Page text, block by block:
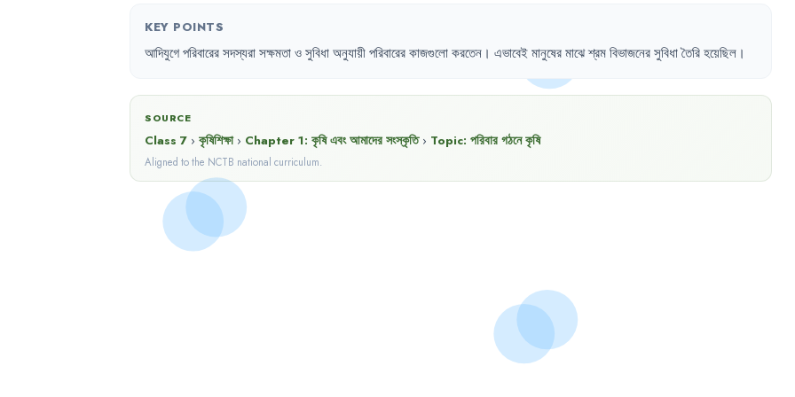
KEY POINTS
আদিযুগেপরিবারেরসদস্যরাসক্ষমতাওসুবিধাঅনুযায়ীপরিবারেরকাজগুলোকরতেন । এভাবেইমানুষেরমাঝেশ্রমবিভাজনেরসুবিধাতৈরিহয়েছিল ।
SOURCE
Class 7 › কৃষিশিক্ষা › Chapter 1: কৃষি এবং আমাদের সংস্কৃতি › Topic: পরিবার গঠনে কৃষি
Aligned to the NCTB national curriculum.